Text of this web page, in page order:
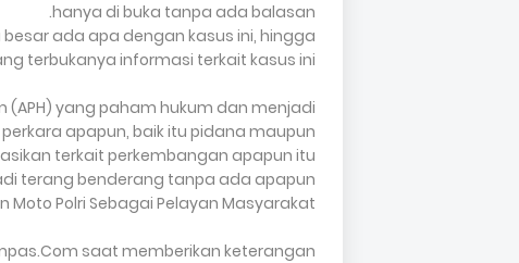
hanya di buka tanpa ada balasan.
ada apa dengan kasus ini, hingga
terbukanya informasi terkait kasus ini. "
(APH) yang paham hukum dan menjadi
apapun, baik itu pidana maupun
terkait perkembangan apapun itu
terang benderang tanpa ada apapun
Polri Sebagai Pelayan Masyarakat.
saat memberikan keterangan